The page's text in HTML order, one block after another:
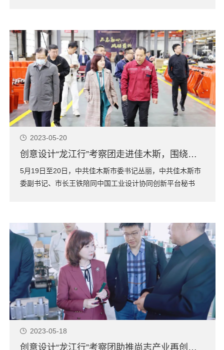
邹工业设计有限公司创始人兼总设计师邹镇...
2023-05-20
创意设计“龙江行”考察团走进佳木斯，围绕城市、产业发展把脉问诊
5月19日至20日，中共佳木斯市委书记丛丽，中共佳木斯市
委副书记、市长王铁陪同中国工业设计协同创新平台秘书
集团董事长孙慧咏，深圳市设际邹工业设计有限公司创始人
兼总设计师邹镇孟，河北立意工业设计有限...
2023-05-18
创意设计“龙江行”考察团助推尚志产业再创新篇